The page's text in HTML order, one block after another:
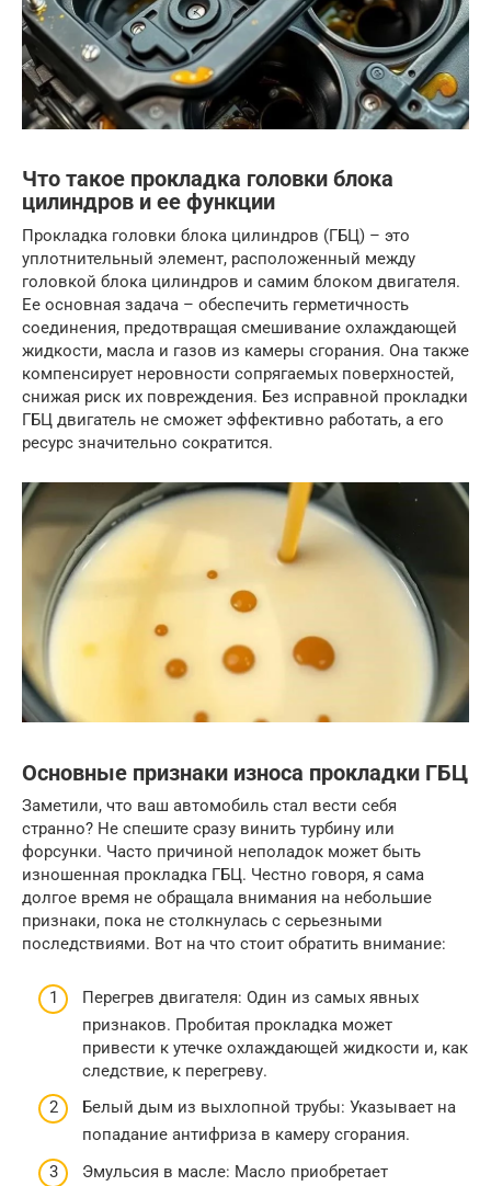
Что такое прокладка головки блока
цилиндров и ее функции
Прокладка головки блока цилиндров (ГБЦ) – это
уплотнительный элемент, расположенный между
головкой блока цилиндров и самим блоком двигателя.
Ее основная задача – обеспечить герметичность
соединения, предотвращая смешивание охлаждающей
жидкости, масла и газов из камеры сгорания. Она также
компенсирует неровности сопрягаемых поверхностей,
снижая риск их повреждения. Без исправной прокладки
ГБЦ двигатель не сможет эффективно работать, а его
ресурс значительно сократится.
Основные признаки износа прокладки ГБЦ
Заметили, что ваш автомобиль стал вести себя
странно? Не спешите сразу винить турбину или
форсунки. Часто причиной неполадок может быть
изношенная прокладка ГБЦ. Честно говоря, я сама
долгое время не обращала внимания на небольшие
признаки, пока не столкнулась с серьезными
последствиями. Вот на что стоит обратить внимание:
Перегрев двигателя: Один из самых явных
признаков. Пробитая прокладка может
привести к утечке охлаждающей жидкости и, как
следствие, к перегреву.
Белый дым из выхлопной трубы: Указывает на
попадание антифриза в камеру сгорания.
Эмульсия в масле: Масло приобретает